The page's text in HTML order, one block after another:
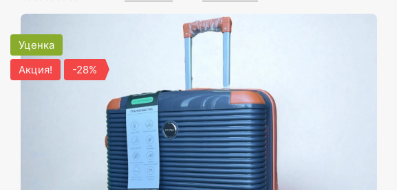
Уценка
Акция!
-28%